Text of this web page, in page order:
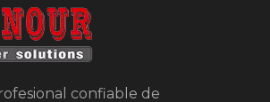
confiable de